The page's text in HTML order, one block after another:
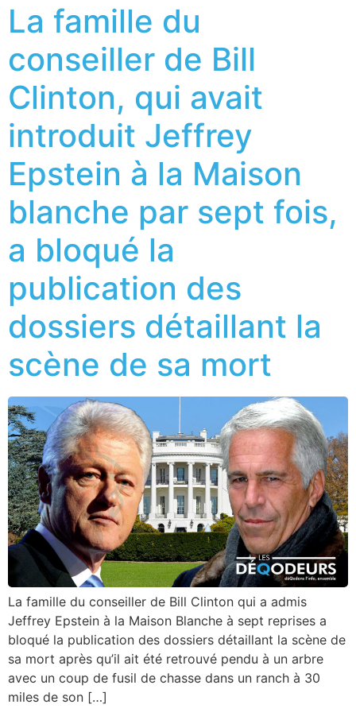
La famille du
conseiller de Bill
Clinton, qui avait
introduit Jeffrey
Epstein à la Maison
blanche par sept fois,
a bloqué la
publication des
dossiers détaillant la
scène de sa mort
La famille du conseiller de Bill Clinton qui a admis
Jeffrey Epstein à la Maison Blanche à sept reprises a
bloqué la publication des dossiers détaillant la scène de
sa mort après qu’il ait été retrouvé pendu à un arbre
avec un coup de fusil de chasse dans un ranch à 30
miles de son […]